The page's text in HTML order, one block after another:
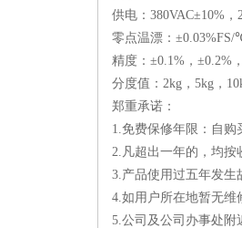
供电：380VAC±10%，
零点温漂：±0.03%FS/
精度：±0.1%，±0.2%
分度值：2kg，5kg，
郑重承诺：
1.免费保修年限：自购
2.凡超出一年的，均按
3.产品使用过五年发生
4.如用户所在地暂无维
5.公司及公司办事处附